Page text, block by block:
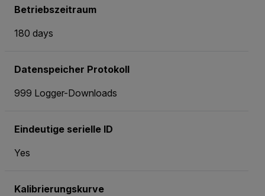
Betriebszeitraum
180 days
Datenspeicher Protokoll
999 Logger-Downloads
Eindeutige serielle ID
Yes
Kalibrierungskurve